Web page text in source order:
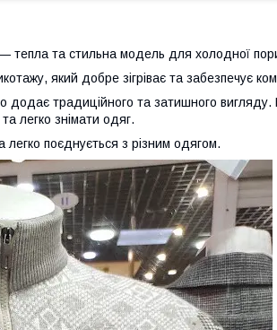
— тепла та стильна модель для холодної
який добре зігріває та забезпечує
традиційного та затишного вигляду.
легко знімати одяг.
поєднується з різним одягом.